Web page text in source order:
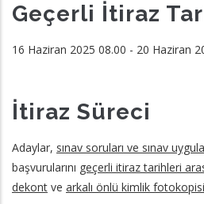
Geçerli İtiraz
16 Haziran 2025 08.00 - 20 Haziran
İtiraz Süreci
Adaylar, sınav soruları ve sınav
başvurularını geçerli itiraz tarihleri
dekont ve arkalı önlü kimlik fotokopisi